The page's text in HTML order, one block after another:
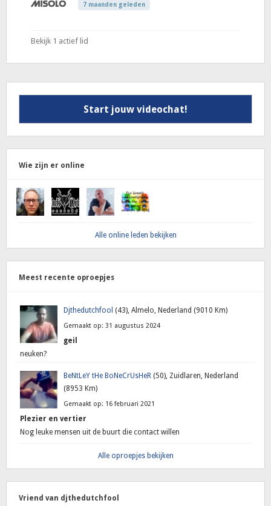
7 maanden geleden
Bekijk 1 actief lid
Start jouw videochat!
Wie zijn er online
Alle online leden bekijken
Meest recente oproepjes
Djthedutchfool (43), Almelo, Nederland (9010 Km)
Gemaakt op: 31 augustus 2024
geil
neuken?
BeNtLeY tHe BoNeCrUsHeR (50), Zuidlaren, Nederland
(8953 Km)
Gemaakt op: 16 februari 2021
Plezier en vertier
Nog leuke mensen uit de buurt die contact willen
Alle oproepjes bekijken
Vriend van djthedutchfool